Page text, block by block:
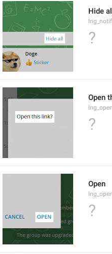
Hide
?
Open
?
Open
?